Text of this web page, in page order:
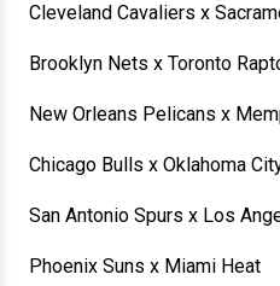
Cleveland Cavaliers x
Brooklyn Nets x Toronto
New Orleans Pelicans x
Chicago Bulls x Oklahoma
San Antonio Spurs x Los
Phoenix Suns x Miami Heat